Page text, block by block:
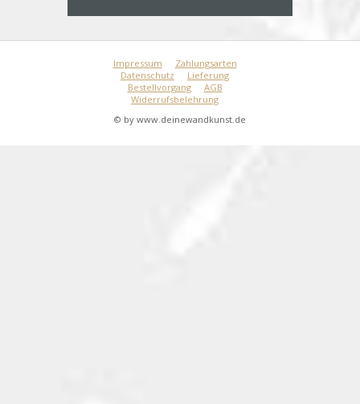
Impressum
Zahlungsarten
Datenschutz
Lieferung
Bestellvorgang
AGB
Widerrufsbelehrung
© by www.deinewandkunst.de